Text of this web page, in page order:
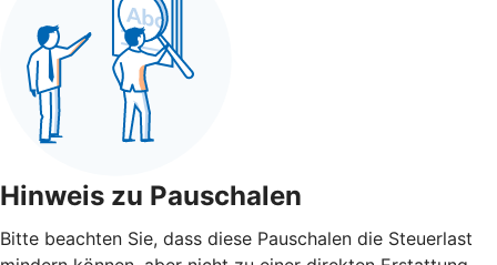
Hinweis zu Pauschalen
Bitte beachten Sie, dass diese Pauschalen die Steuerlast